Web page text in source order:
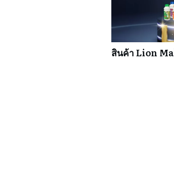
สินค้า Lion